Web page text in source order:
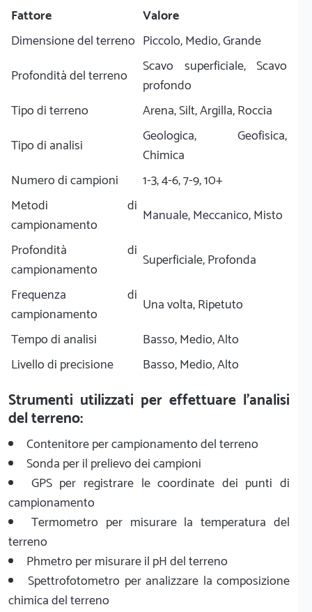
Fattore
Valore
Dimensione del terreno Piccolo, Medio, Grande
Profondità del terreno
Scavo superficiale, Scavo
profondo
Tipo di terreno
Arena, Silt, Argilla, Roccia
Tipo di analisi
Geologica, Geofisica,
Chimica
Numero di campioni
1-3, 4-6, 7-9, 10+
Metodi di
campionamento
Manuale, Meccanico, Misto
Profondità di
campionamento
Superficiale, Profonda
Frequenza di
campionamento
Una volta, Ripetuto
Tempo di analisi
Basso, Medio, Alto
Livello di precisione
Basso, Medio, Alto
Strumenti utilizzati per effettuare l'analisi
del terreno:
Contenitore per campionamento del terreno
Sonda per il prelievo dei campioni
GPS per registrare le coordinate dei punti di
campionamento
Termometro per misurare la temperatura del
terreno
Phmetro per misurare il pH del terreno
Spettrofotometro per analizzare la composizione
chimica del terreno